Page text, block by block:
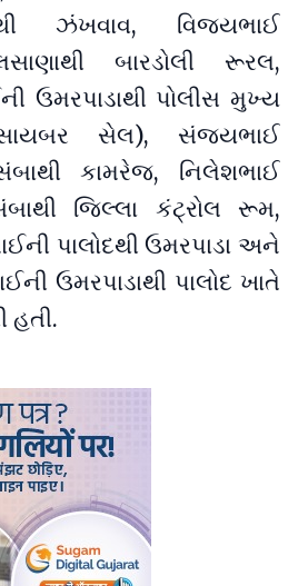
ઝંખવાવ, વિજયભાઈ
બારડોલી રૂરલ,
ઉમરપાડાથી પોલીસ મુખ્ય
સેલ), સંજયભાઈ
કામરેજ, નિલેશભાઈ
જિલ્લા કંટ્રોલ રૂમ,
પાલોદથી ઉમરપાડા અને
ઉમરપાડાથી પાલોદ ખાતે
હતી.